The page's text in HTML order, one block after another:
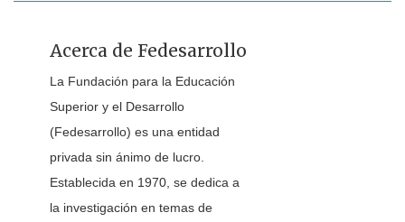
Acerca de Fedesarrollo
La Fundación para la Educación
Superior y el Desarrollo
(Fedesarrollo) es una entidad
privada sin ánimo de lucro.
Establecida en 1970, se dedica a
la investigación en temas de